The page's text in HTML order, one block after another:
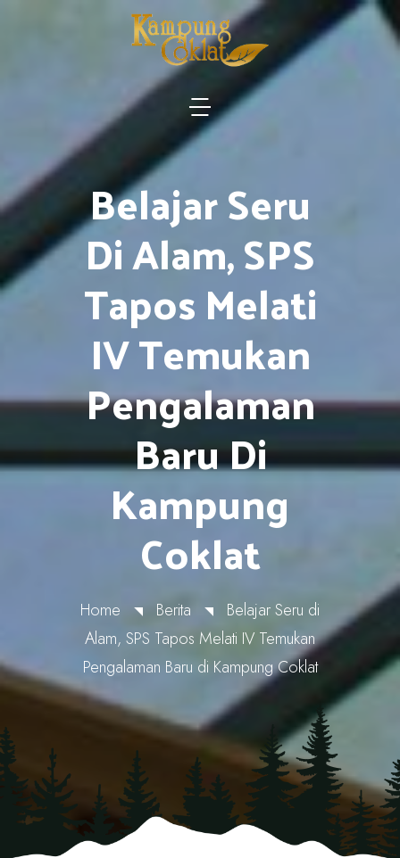
Belajar Seru
Di Alam, SPS
Tapos Melati
IV Temukan
Pengalaman
Baru Di
Kampung
Coklat
Home Berita
Belajar Seru di
Alam, SPS Tapos Melati IV Temukan
Pengalaman Baru di Kampung Coklat